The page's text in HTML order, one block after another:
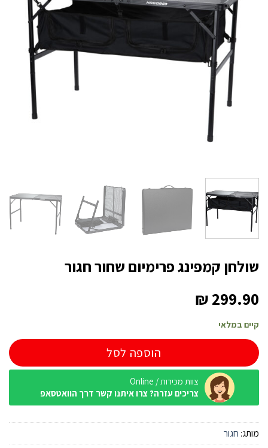
שולחן קמפינג פרימיום שחור חגור
₪299.90
קיים במלאי
הוספה לסל
צוות מכירות / Online
צריכים עזרה? צרו איתנו קשר דרך הוואטסאפ
מותג: חגור